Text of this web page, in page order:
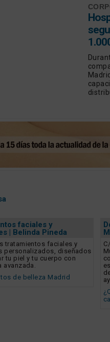
faciales y
| Belinda Pineda
tratamientos faciales y
personalizados, diseñados
tu piel y tu cuerpo con
avanzada.
de belleza Madrid